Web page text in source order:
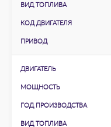
ВИД ТОПЛИВА
КОД ДВИГАТЕЛЯ
ПРИВОД
ДВИГАТЕЛЬ
МОЩНОСТЬ
ГОД ПРОИЗВОДСТВА
ВИД ТОПЛИВА